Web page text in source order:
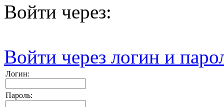
Войти через:
Войти через логин и
Логин:
Пароль: